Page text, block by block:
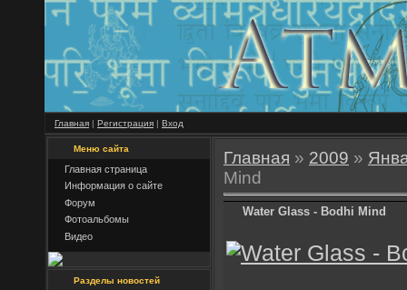
Главная | Регистрация | Вход
Меню сайта
Главная страница
Информация о сайте
Форум
Фотоальбомы
Видео
Разделы новостей
Главная » 2009 »
Mind
Water Glass - Bodhi Mind